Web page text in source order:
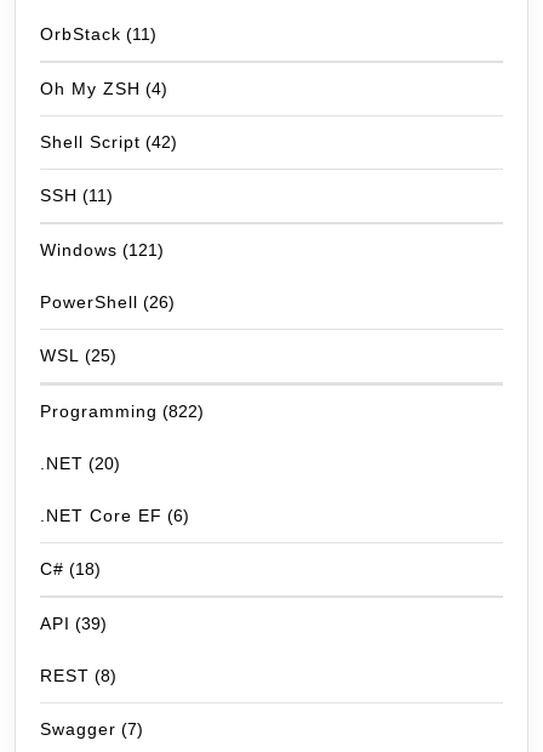
OrbStack (11)
Oh My ZSH (4)
Shell Script (42)
SSH (11)
Windows (121)
PowerShell (26)
WSL (25)
Programming (822)
.NET (20)
.NET Core EF (6)
C# (18)
API (39)
REST (8)
Swagger (7)